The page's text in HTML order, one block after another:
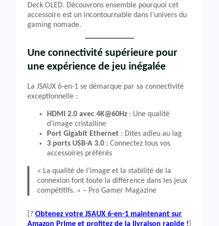
Deck OLED. Découvrons ensemble pourquoi cet
accessoire est un incontournable dans l’univers du
gaming nomade.
Une connectivité supérieure pour
une expérience de jeu inégalée
La JSAUX 6-en-1 se démarque par sa connectivité
exceptionnelle :
HDMI 2.0 avec 4K@60Hz : Une qualité
d’image cristalline
Port Gigabit Ethernet : Dites adieu au lag
3 ports USB-A 3.0 : Connectez tous vos
accessoires préférés
« La qualité de l’image et la stabilité de la
connexion font toute la différence dans les jeux
compétitifs. » – Pro Gamer Magazine
[? Obtenez votre JSAUX 6-en-1 maintenant sur
Amazon Prime et profitez de la livraison rapide !